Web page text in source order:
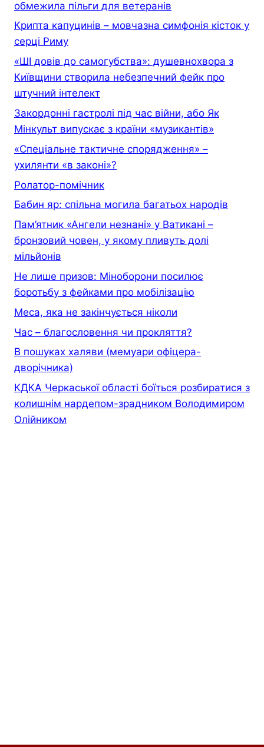
обмежила пільги для ветеранів
Крипта капуцинів – мовчазна симфонія кісток у
серці Риму
«ШІ довів до самогубства»: душевнохвора з
Київщини створила небезпечний фейк про
штучний інтелект
Закордонні гастролі під час війни, або Як
Мінкульт випускає з країни «музикантів»
«Спеціальне тактичне спорядження» –
ухилянти «в законі»?
Ролатор-помічник
Бабин яр: спільна могила багатьох народів
Пам’ятник «Ангели незнані» у Ватикані –
бронзовий човен, у якому пливуть долі
мільйонів
Не лише призов: Міноборони посилює
боротьбу з фейками про мобілізацію
Меса, яка не закінчується ніколи
Час – благословення чи прокляття?
В пошуках халяви (мемуари офiцера-
дворiчника)
КДКА Черкаської області боїться розбиратися з
колишнім нардепом-зрадником Володимиром
Олійником